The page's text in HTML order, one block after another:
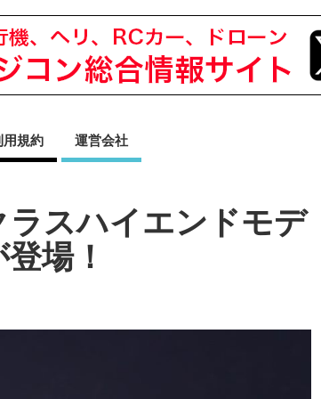
用規約 運営会社
ラスハイエンドモデ
場！